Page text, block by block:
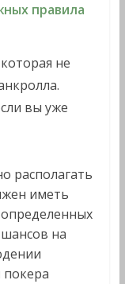
правила
не
вы уже
располагать
иметь
шансов на